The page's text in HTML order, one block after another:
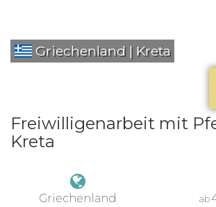
Griechenland | Kreta
Freiwilligenarbeit mit
Kreta
Griechenland ab